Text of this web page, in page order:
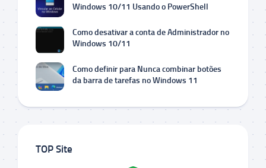
Windows 10/11 Usando o PowerShell
Como desativar a conta de Administrador no
Windows 10/11
Como definir para Nunca combinar botões
da barra de tarefas no Windows 11
TOP Site